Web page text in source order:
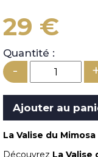
29 €
Quantité :
-
La Valise du
Découvrez La Valise